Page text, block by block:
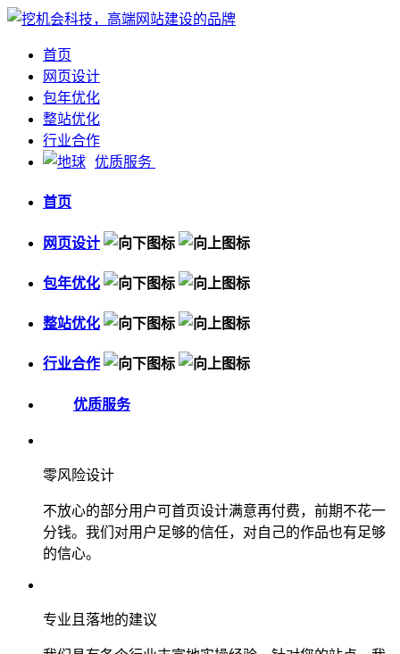
首页
网页设计
包年优化
整站优化
行业合作
优质服务
首页
网页设计
包年优化
整站优化
行业合作
优质服务
零风险设计
不放心的部分用户可首页设计满意再付费，前期不花一
分钱。我们对用户足够的信任，对自己的作品也有足够
的信心。
专业且落地的建议